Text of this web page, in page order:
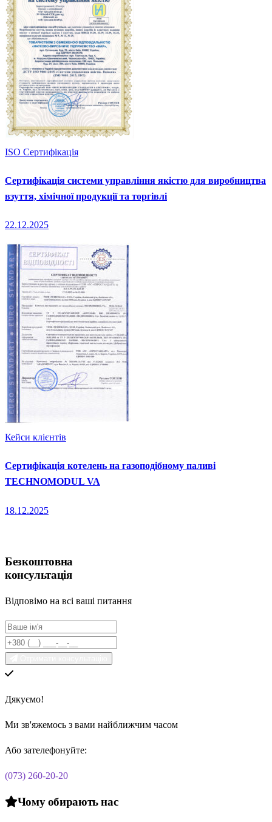
ISO Сертифікація
Сертифікація системи управління якістю для виробництва
взуття, хімічної продукції та торгівлі
22.12.2025
Кейси клієнтів
Сертифікація котелень на газоподібному паливі
TECHNOMODUL VA
18.12.2025
Безкоштовна
консультація
Відповімо на всі ваші питання
Дякуємо!
Ми зв'яжемось з вами найближчим часом
Або зателефонуйте:
(073) 260-20-20
Чому обирають нас